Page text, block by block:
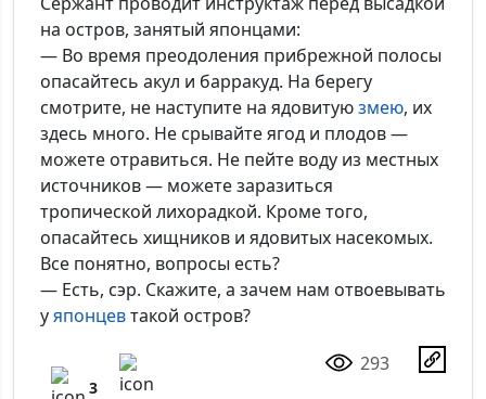
на остров, занятый японцами:
— Во время преодоления прибрежной полосы
опасайтесь акул и барракуд. На берегу
смотрите, не наступите на ядовитуюзмею, их
здесь много. Не срывайте ягод и плодов —
можете отравиться. Не пейте воду из местных
источников — можете заразиться
тропической лихорадкой. Кроме того,
опасайтесь хищников и ядовитых насекомых.
Все понятно, вопросы есть?
— Есть, сэр. Скажите, а зачем нам отвоевывать
уяпонцевтакой остров?
3
293